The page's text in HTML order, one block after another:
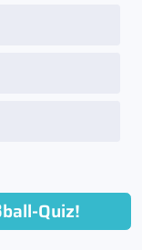
Quiz!